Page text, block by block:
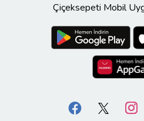
Çiçeksepeti Mobil